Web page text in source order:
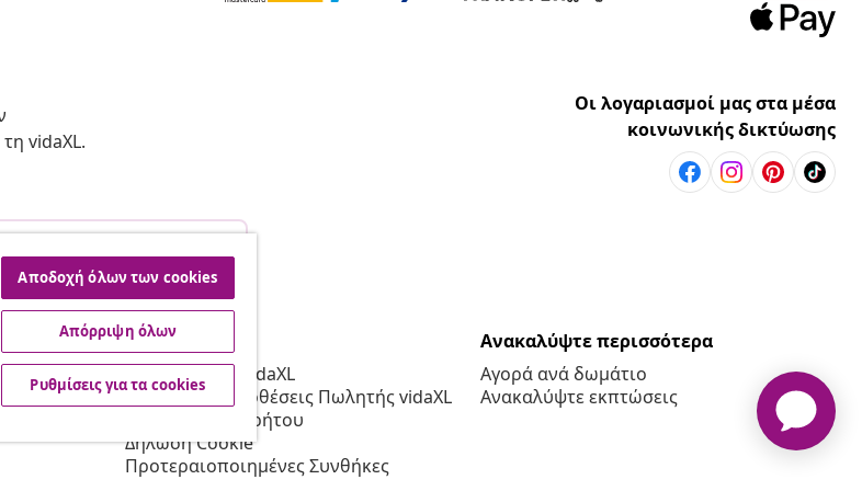
vidaXL.
Οι λογαριασμοί μας στα μέσα
κοινωνικής δικτύωσης
vidaXL
Σχετικά με τη vidaXL
Όροι & Προϋποθέσεις Πωλητής vidaXL
Πολιτική απορρήτου
Δήλωση Cookie
Προτεραιοποιημένες Συνθήκες
Ανακαλύψτε περισσότερα
Αγορά ανά δωμάτιο
Ανακαλύψτε εκπτώσεις
Αποδοχή όλων των cookies
Απόρριψη όλων
Ρυθμίσεις για τα cookies